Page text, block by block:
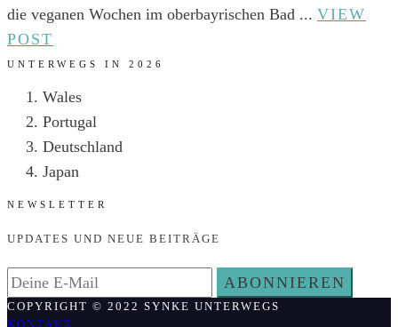
die veganen Wochen im oberbayrischen Bad ... VIEW
POST
ESSEN
IN
TÖLZ:
UND
DER
VEG
UNTERWEGS IN 2026
Wales
Portugal
Deutschland
Japan
NEWSLETTER
UPDATES UND NEUE BEITRÄGE
COPYRIGHT © 2022 SYNKE UNTERWEGS